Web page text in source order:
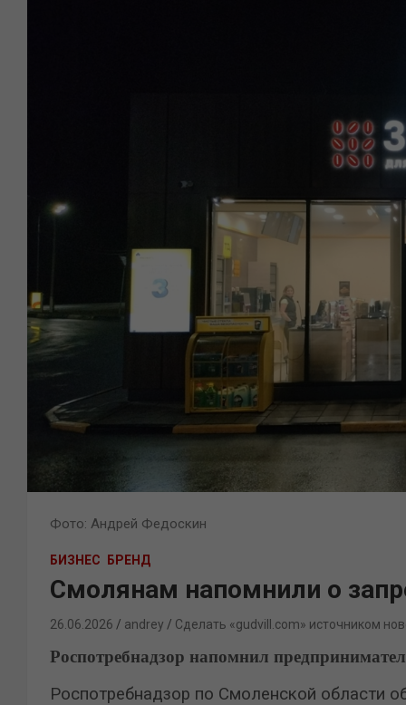
Фото: Андрей Федоскин
БИЗНЕС БРЕНД
Смолянам напомнили о
26.06.2026 andrey Сделать «gudvill.com» источником
Роспотребнадзор напомнил
Роспотребнадзор по Смоленской области